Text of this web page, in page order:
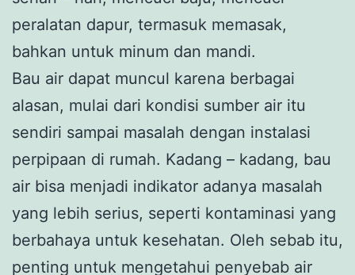
peralatan dapur, termasuk memasak,
bahkan untuk minum dan mandi.
Bau air dapat muncul karena berbagai
alasan, mulai dari kondisi sumber air itu
sendiri sampai masalah dengan instalasi
perpipaan di rumah. Kadang – kadang, bau
air bisa menjadi indikator adanya masalah
yang lebih serius, seperti kontaminasi yang
berbahaya untuk kesehatan. Oleh sebab itu,
penting untuk mengetahui penyebab air